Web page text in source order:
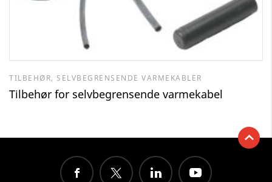
TILBEHØR, SELVBEGRENSENDE VARMEKABLER
Tilbehør for selvbegrensende varmekabel